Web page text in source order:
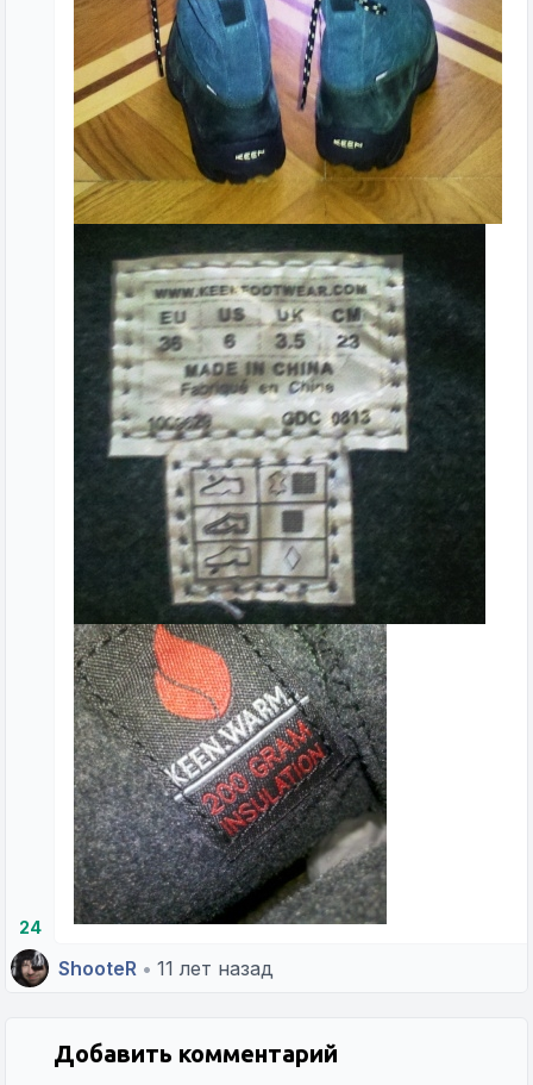
24
ShooteR • 11 лет назад
Добавить комментарий